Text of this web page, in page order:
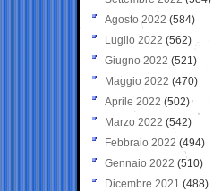
Agosto 2022 (584)
Luglio 2022 (562)
Giugno 2022 (521)
Maggio 2022 (470)
Aprile 2022 (502)
Marzo 2022 (542)
Febbraio 2022 (494)
Gennaio 2022 (510)
Dicembre 2021 (488)